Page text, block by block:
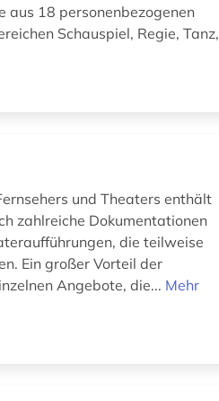
aus 18 personenbezogenen
Schauspiel, Regie, Tanz,
und Theaters enthält
zahlreiche Dokumentationen
die teilweise
Ein großer Vorteil der
Angebote, die... Mehr